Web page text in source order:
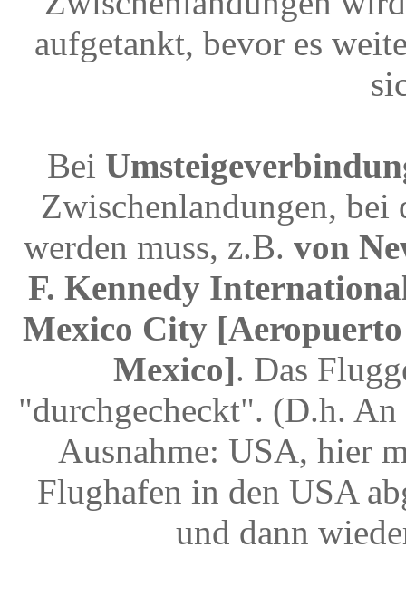
aufgetankt, bevor es
Bei
Zwischenlandungen, bei
werden muss, z.B. von
F. Kennedy
Mexico City
Mexico]. Das
"durchgecheckt". (D.h.
Ausnahme: USA, hier
Flughafen in den USA
und dann